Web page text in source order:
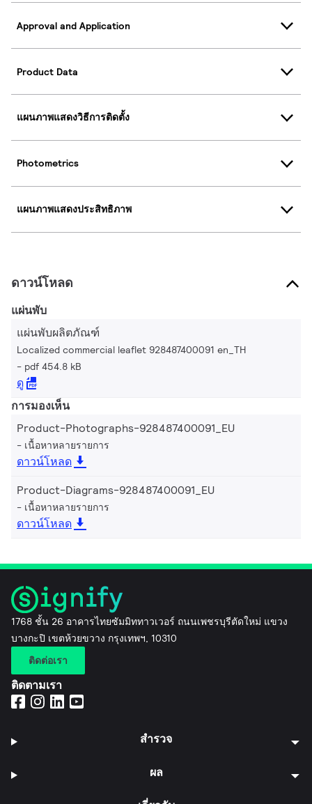
Approval and Application
Product Data
แผนภาพแสดงวิธีการติดตั้ง
Photometrics
แผนภาพแสดงประสิทธิภาพ
ดาวน์โหลด
แผ่นพับ
แผ่นพับผลิตภัณฑ์
Localized commercial leaflet 928487400091 en_TH
pdf 454.8 kB
ดู
การมองเห็น
Product-Photographs-928487400091_EU
เนื้อหาหลายรายการ
ดาวน์โหลด
Product-Diagrams-928487400091_EU
เนื้อหาหลายรายการ
ดาวน์โหลด
1768 ชั้น 26 อาคารไทยซัมมิททาวเวอร์ ถนนเพชรบุรีตัดใหม่ แขวง
บางกะปิ เขตห้วยขวาง กรุงเทพฯ, 10310
ติดต่อเรา
ติดตามเรา
สำรวจ
ผล